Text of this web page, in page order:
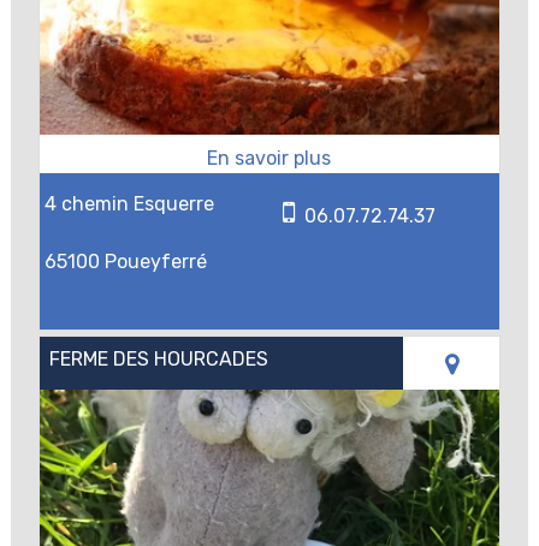
4 chemin Esquerre
65100 Poueyferré
06.07.72.74.37
FERME DES HOURCADES